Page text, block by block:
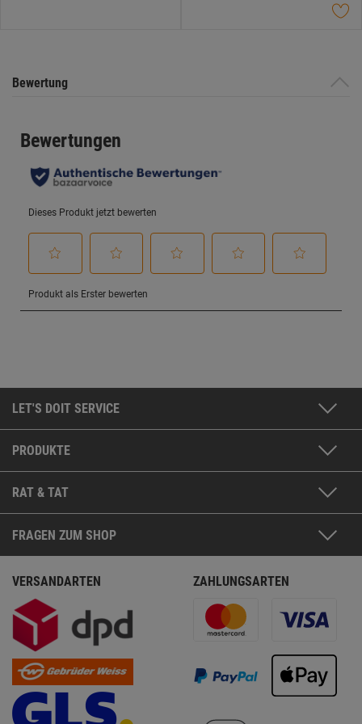
Bewertung
LET'S DOIT SERVICE
PRODUKTE
RAT & TAT
FRAGEN ZUM SHOP
VERSANDARTEN ZAHLUNGSARTEN